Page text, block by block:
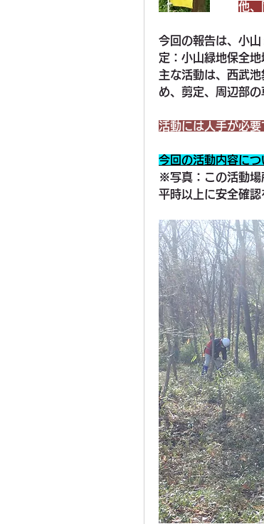
他、
今回の報告は、小
定：小山緑地保全地
主な活動は、西武
め、剪定、周辺部の
活動には人手が必要
今回の活動内容につ
※写真：この活動場
平時以上に安全確認